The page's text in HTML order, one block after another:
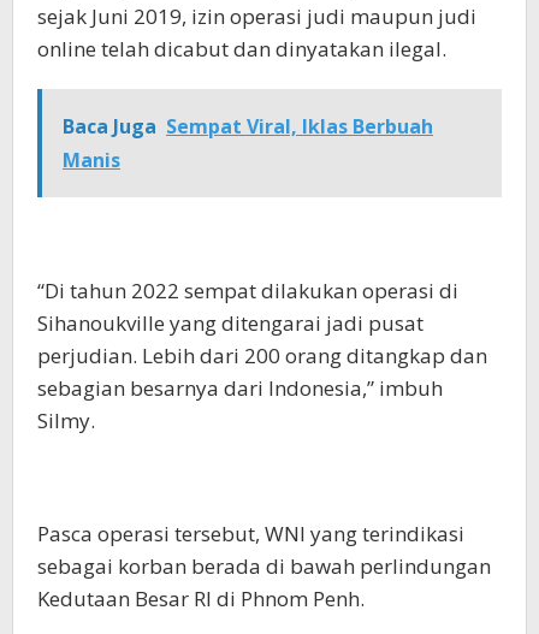
sejak Juni 2019, izin operasi judi maupun judi
online telah dicabut dan dinyatakan ilegal.
Baca Juga Sempat Viral, Iklas Berbuah
Manis
“Di tahun 2022 sempat dilakukan operasi di
Sihanoukville yang ditengarai jadi pusat
perjudian. Lebih dari 200 orang ditangkap dan
sebagian besarnya dari Indonesia,” imbuh
Silmy.
Pasca operasi tersebut, WNI yang terindikasi
sebagai korban berada di bawah perlindungan
Kedutaan Besar RI di Phnom Penh.